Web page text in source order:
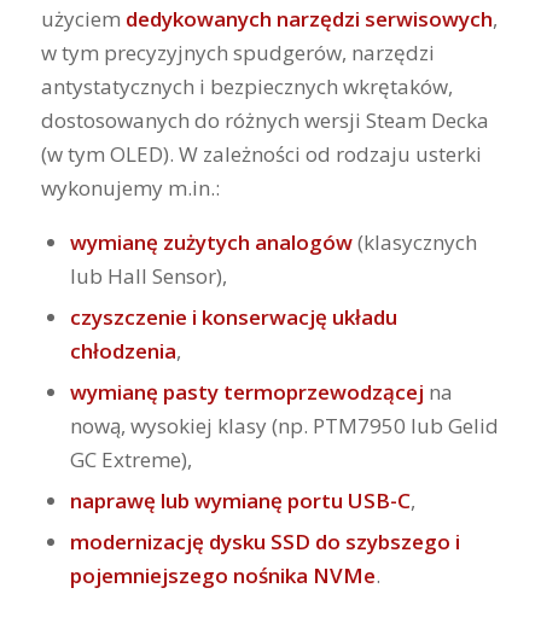
użyciem dedykowanych narzędzi serwisowych,
w tym precyzyjnych spudgerów, narzędzi
antystatycznych i bezpiecznych wkrętaków,
dostosowanych do różnych wersji Steam Decka
(w tym OLED). W zależności od rodzaju usterki
wykonujemy m.in.:
wymianę zużytych analogów(klasycznych
lub Hall Sensor),
czyszczenie i konserwację układu
chłodzenia,
wymianę pasty termoprzewodzącej na
nową, wysokiej klasy (np. PTM7950 lub Gelid
GC Extreme),
naprawę lub wymianę portu USB-C,
modernizację dysku SSD do szybszego i
pojemniejszego nośnika NVMe.